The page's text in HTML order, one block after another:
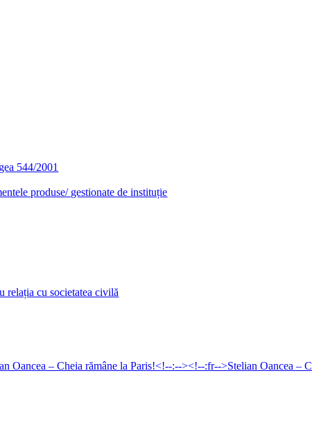
544/2001
produse/ gestionate de instituție
relația cu societatea civilă